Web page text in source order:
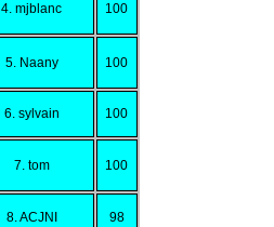
4. mjblanc 100
5. Naany 100
6. sylvain 100
7. tom 100
8. ACJNI 98